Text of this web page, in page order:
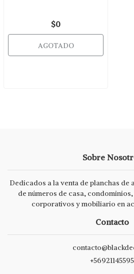
$0
AGOTADO
Sobre
Dedicados a la venta de planchas
de números de casa,
corporativos y mobiliario en
Contacto
+56921145595